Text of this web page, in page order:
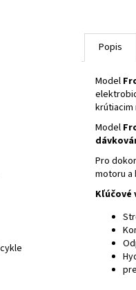
Popis
Model
krútiacim
Model
Pro
motoru a